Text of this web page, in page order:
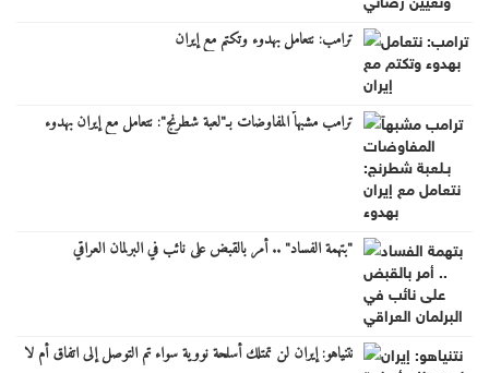
ترامب: نتعامل بهدوء وتكتم مع إيران
ترامب مشبهاً المفاوضات بـ"لعبة شطرنج": نتعامل مع إيران بهدوء
"بتهمة الفساد" .. أمر بالقبض على نائب في البرلمان العراقي
نتنياهو: إيران لن تمتلك أسلحة نووية سواء تم التوصل إلى اتفاق أم لا